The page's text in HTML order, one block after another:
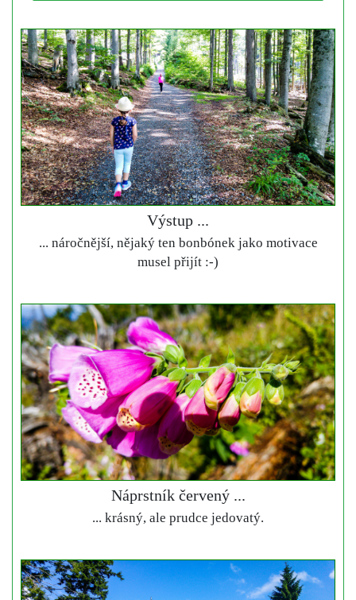
Výstup ...
... náročnější, nějaký ten bonbónek jako motivace
musel přijít :-)
Náprstník červený ...
... krásný, ale prudce jedovatý.